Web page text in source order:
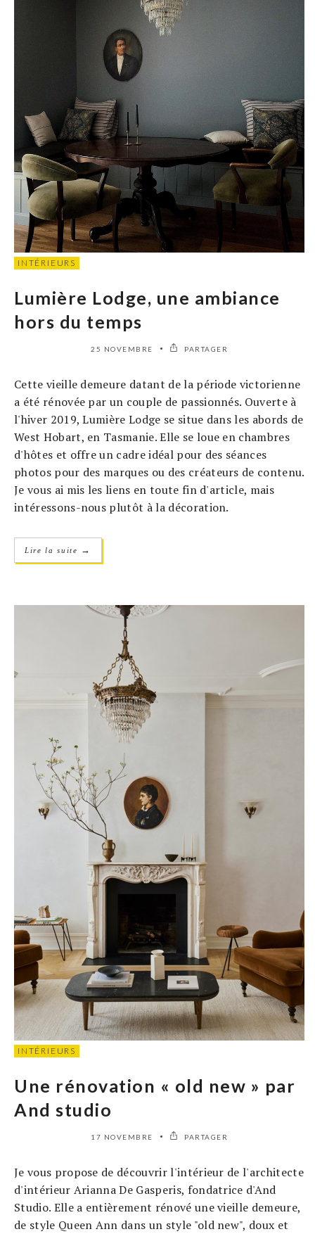
INTÉRIEURS
Lumière Lodge, une ambiance
hors du temps
25 NOVEMBRE PARTAGER
Cette vieille demeure datant de la période victorienne
a été rénovée par un couple de passionnés. Ouverte à
l'hiver 2019, Lumière Lodge se situe dans les abords de
West Hobart, en Tasmanie. Elle se loue en chambres
d'hôtes et offre un cadre idéal pour des séances
photos pour des marques ou des créateurs de contenu.
Je vous ai mis les liens en toute fin d'article, mais
intéressons-nous plutôt à la décoration.
Lire la suite →
INTÉRIEURS
Une rénovation « old new » par
And studio
17 NOVEMBRE PARTAGER
Je vous propose de découvrir l'intérieur de l'architecte
d'intérieur Arianna De Gasperis, fondatrice d'And
Studio. Elle a entièrement rénové une vieille demeure,
de style Queen Ann dans un style "old new", doux et